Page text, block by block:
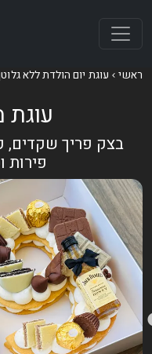
ראשי עוגת יום הולדת ללא גלוטן
עוגת
בצק פריך שקדים,
פירות